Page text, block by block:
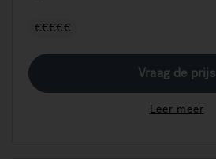
€€€€€
Vraag de prijs
Leer meer